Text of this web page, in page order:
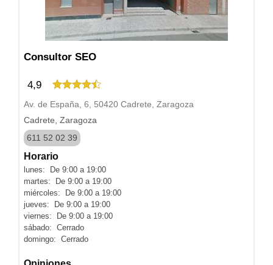
Consultor SEO
4,9
Av. de España, 6, 50420 Cadrete, Zaragoza
Cadrete, Zaragoza
611 52 02 39
Horario
lunes: De 9:00 a 19:00
martes: De 9:00 a 19:00
miércoles: De 9:00 a 19:00
jueves: De 9:00 a 19:00
viernes: De 9:00 a 19:00
sábado: Cerrado
domingo: Cerrado